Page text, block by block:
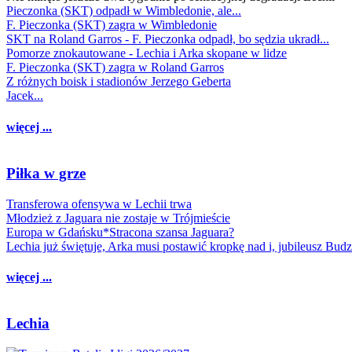
Pieczonka (SKT) odpadł w Wimbledonie, ale...
F. Pieczonka (SKT) zagra w Wimbledonie
SKT na Roland Garros - F. Pieczonka odpadł, bo sędzia ukradł...
Pomorze znokautowane - Lechia i Arka skopane w lidze
F. Pieczonka (SKT) zagra w Roland Garros
Z różnych boisk i stadionów Jerzego Geberta
Jacek...
więcej ...
Piłka w grze
Transferowa ofensywa w Lechii trwa
Młodzież z Jaguara nie zostaje w Trójmieście
Europa w Gdańsku*Stracona szansa Jaguara?
Lechia już świętuje, Arka musi postawić kropkę nad i, jubileusz
więcej ...
Lechia